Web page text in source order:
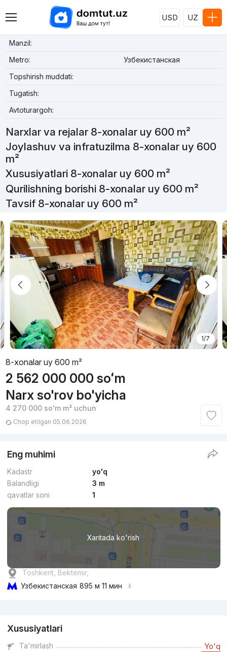
USD UZ
Manzil:
Metro:
Узбекистанская
Topshirish muddati:
Tugatish:
Avtoturargoh:
Narxlar va rejalar 8-xonalar uy 600 m²
Joylashuv va infratuzilma 8-xonalar uy 600
m²
Xususiyatlari 8-xonalar uy 600 m²
Qurilishning borishi 8-xonalar uy 600 m²
Tavsif 8-xonalar uy 600 m²
1/7
8-xonalar uy 600 m²
2 562 000 000 soʻm
Narx so'rov bo'yicha
4 270 000 soʻmm² uchun
Chop etilgan 05.06.2026
Eng muhimi
Kadastr
yo'q
Balandligi
3 m
qavatlar soni
1
Xaritada ko'rish
Toshkent, Bektemir,
Узбекистанская 895 м 11 мин
Xususiyatlari
Ta'mirlash Yo'q